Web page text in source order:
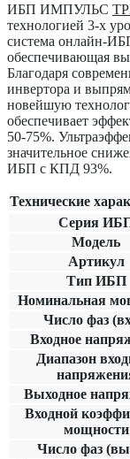
ИБП ИМПУЛЬС
технологией 3-х
система онлайн-
обеспечивающая
Благодаря
инвертора и
новейшую
обеспечивает
50-75%.
значительное
ИБП с КПД 93%.
Технические
Серия
Модель
Артикул
Тип ИБП
Номинальная
Число фаз
Входное
Диапазон
Выходное
Входной
мощности
Число фаз